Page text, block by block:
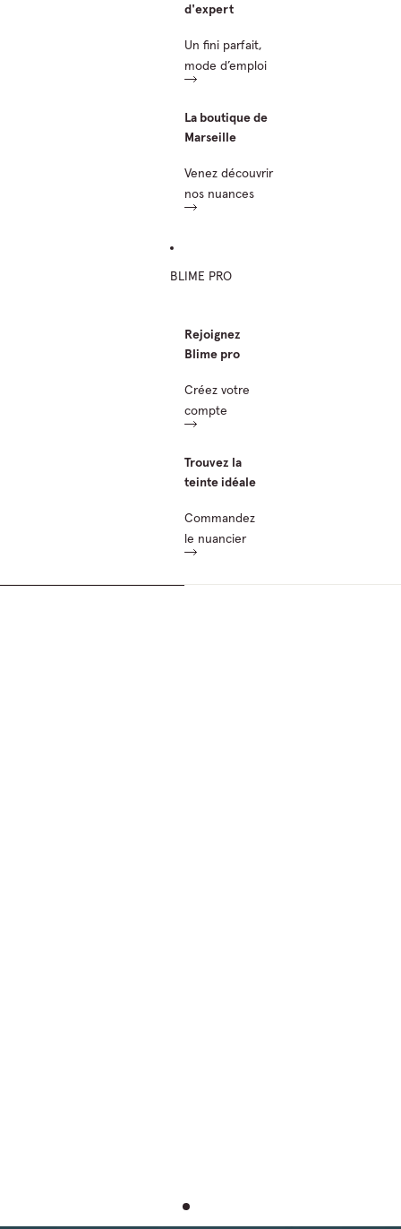
d'expert
Un fini parfait,
mode d’emploi
La boutique de
Marseille
Venez découvrir
nos nuances
BLIME PRO
Rejoignez
Blime pro
Créez votre
compte
Trouvez la
teinte idéale
Commandez
le nuancier
Passer aux informations sur le produit